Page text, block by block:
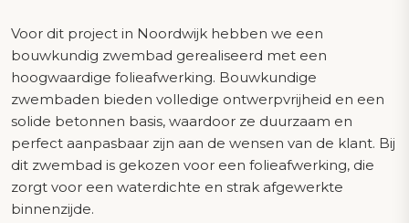
Voor dit project in Noordwijk hebben we een
bouwkundig zwembad gerealiseerd met een
hoogwaardige folieafwerking. Bouwkundige
zwembaden bieden volledige ontwerpvrijheid en een
solide betonnen basis, waardoor ze duurzaam en
perfect aanpasbaar zijn aan de wensen van de klant. Bij
dit zwembad is gekozen voor een folieafwerking, die
zorgt voor een waterdichte en strak afgewerkte
binnenzijde.